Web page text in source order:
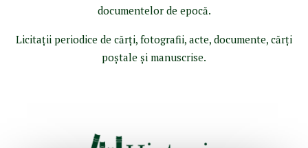
documentelor de epocă.
Licitaţii periodice de cărţi, fotografii, acte, documente, cărţi
poştale şi manuscrise.